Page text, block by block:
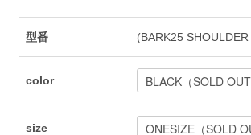
型番 (BARK25
color
size